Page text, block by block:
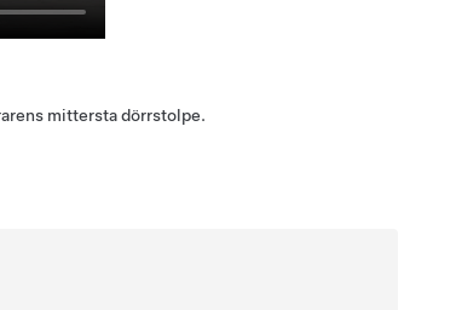
mittersta dörrstolpe.